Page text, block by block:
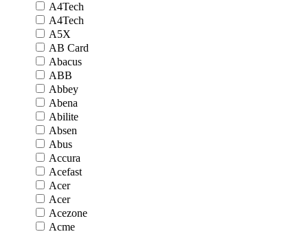
A4Tech
A4Tech
A5X
AB Card
Abacus
ABB
Abbey
Abena
Abilite
Absen
Abus
Accura
Acefast
Acer
Acer
Acezone
Acme